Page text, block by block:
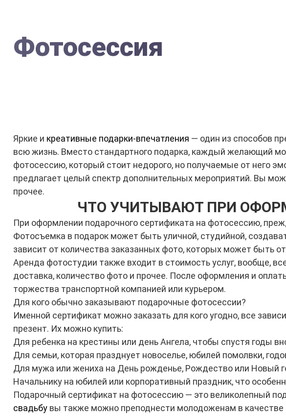
Фотосессия
Яркие и креативные подарки-впечатления — один из способов
всю жизнь. Вместо стандартного подарка, каждый желающий
фотосессию, который стоит недорого, но получаемые от него
предлагает целый спектр дополнительных мероприятий. Вы
прочее.
ЧТО УЧИТЫВАЮТ ПРИ
При оформлении подарочного сертификата на фотосессию,
Фотосъемка в подарок может быть уличной, студийной,
зависит от количества заказанных фото, которых может быть
Аренда фотостудии также входит в стоимость услуг, вообще,
доставка, количество фото и прочее. После оформления и
торжества транспортной компанией или курьером.
Для кого обычно заказывают подарочные фотосессии?
Именной сертификат можно заказать для кого угодно, все
презент. Их можно купить:
Для ребенка на крестины или день Ангела, чтобы спустя
Для семьи, которая празднует новоселье, юбилей помолвки,
Для мужа или жениха на День рожденье, Рождество или Новый
Начальнику на юбилей или корпоративный праздник, что
Подарочный сертификат на фотосессию — это великолепный
свадьбу вы также можно преподнести молодоженам в качестве